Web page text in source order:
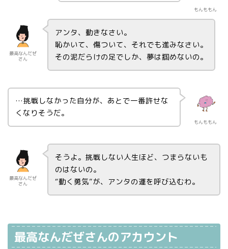
もんももん
最高なんだぜ
さん
アンタ、動きなさい。
恥かいて、傷ついて、それでも進みなさい。
その泥だらけの足でしか、夢は掴めないの。
もんももん
…挑戦しなかった自分が、あとで一番許せな
くなりそうだ。
最高なんだぜ
さん
そうよ。挑戦しない人生ほど、つまらないも
のはないの。
“動く勇気”が、アンタの運を呼び込むわ。
最高なんだぜさんのアカウント